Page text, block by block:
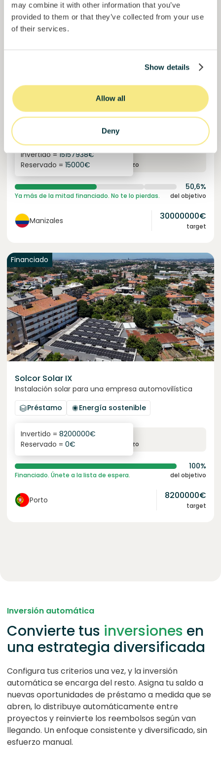
may combine it with other information that you’ve
provided to them or that they’ve collected from your use
of their services.
Show details
Allow all
Deny
Cacao certificado para comunidades resilientes.
Sistemas agroalimentarios
6.1%
interés anual
6
plazo
Invertido = 15157938€
Reservado = 15000€
50,6%
Ya más de la mitad financiado. No te lo pierdas. del objetivo
Manizales 30000000€
target
Financiado
Solcor Solar IX
Instalación solar para una empresa automovilística
Préstamo
Energía sostenible
6.1%
interés anual plazo
Invertido = 8200000€
Reservado = 0€
100%
Financiado. Únete a la lista de espera. del objetivo
Porto 8200000€
target
Inversión automática
Convierte tus inversiones en
una estrategia diversificada
Configura tus criterios una vez, y la inversión
automática se encarga del resto. Asigna tu saldo a
nuevas oportunidades de préstamo a medida que se
abren, lo distribuye automáticamente entre
proyectos y reinvierte los reembolsos según van
llegando. Un enfoque consistente y diversificado, sin
esfuerzo manual.